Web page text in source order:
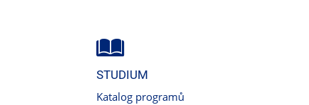
STUDIUM
Katalog programů